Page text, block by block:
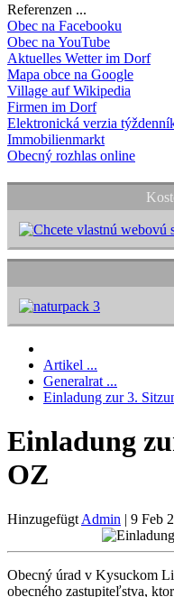
Referenzen ...
Obec na Facebooku
Obec na YouTube
Aktuelles Wetter im Dorf
Mapa obce na Google
Village auf Wikipedia
Firmen im Dorf
Elektronická verzia
Immobilienmarkt
Obecný rozhlas online
Artikel ...
Generalrat ...
Einladung zur 3.
Einladung
OZ
Hinzugefügt Admin | 9 Feb
Obecný úrad v Kysuckom
obecného zastupiteľstva,